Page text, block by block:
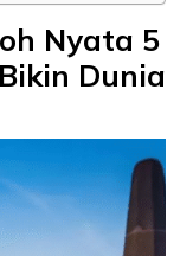
Nyata 5
Dunia